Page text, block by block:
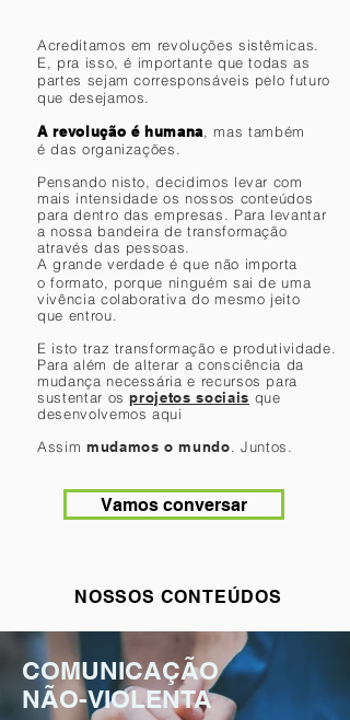
Acreditamos em revoluções sistêmicas.
E, pra isso, é importante que todas as
partes sejam corresponsáveis pelo futuro
que desejamos.
A revolução é humana , mas também
é das organizações.
Pensando nisto, decidimos levar com
mais intensidade os nossos conteúdos
para dentro das empresas. Para levantar
a nossa bandeira de transformação
através das pessoas.
A grande verdade é que não importa
o formato, porque ninguém sai de uma
vivência colaborativa do mesmo jeito
que entrou.
E isto traz transformação e produtividade.
Para além de alterar a consciência da
mudança necessária e recursos para
sustentar osprojetos sociais que
desenvolvemos aqui
Assim mudamos o mundo . Juntos.
Vamos conversar
NOSSOS CONTEÚDOS
COMUNICAÇÃO
NÃO-VIOLENTA